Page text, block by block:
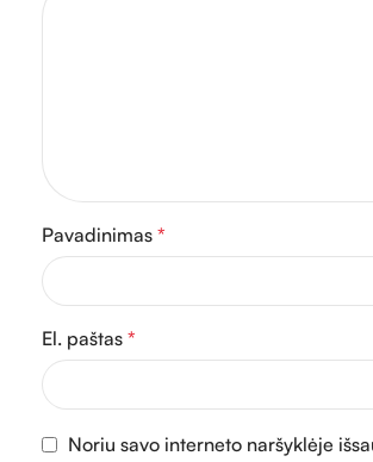
Pavadinimas *
El. paštas *
Noriu savo interneto naršyklėje